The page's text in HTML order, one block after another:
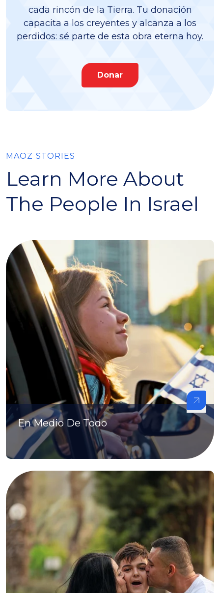
cada rincón de la Tierra. Tu donación
capacita a los creyentes y alcanza a los
perdidos: sé parte de esta obra eterna hoy.
Donar
MAOZ STORIES
Learn More About
The People In Israel
En Medio De Todo